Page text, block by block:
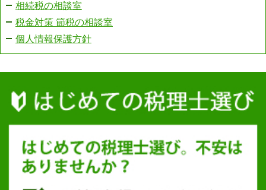
相続税の相談室
税金対策 節税の相談室
個人情報保護方針